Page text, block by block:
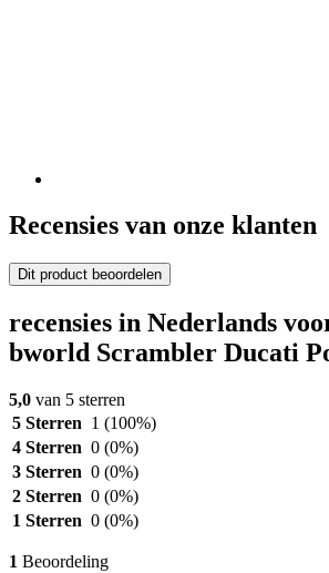
Recensies van onze klanten
Dit product beoordelen
recensies in Nederlands
bworld Scrambler Ducati
5,0 van 5 sterren
5 Sterren 1 (100%)
4 Sterren 0 (0%)
3 Sterren 0 (0%)
2 Sterren 0 (0%)
1 Sterren 0 (0%)
1 Beoordeling